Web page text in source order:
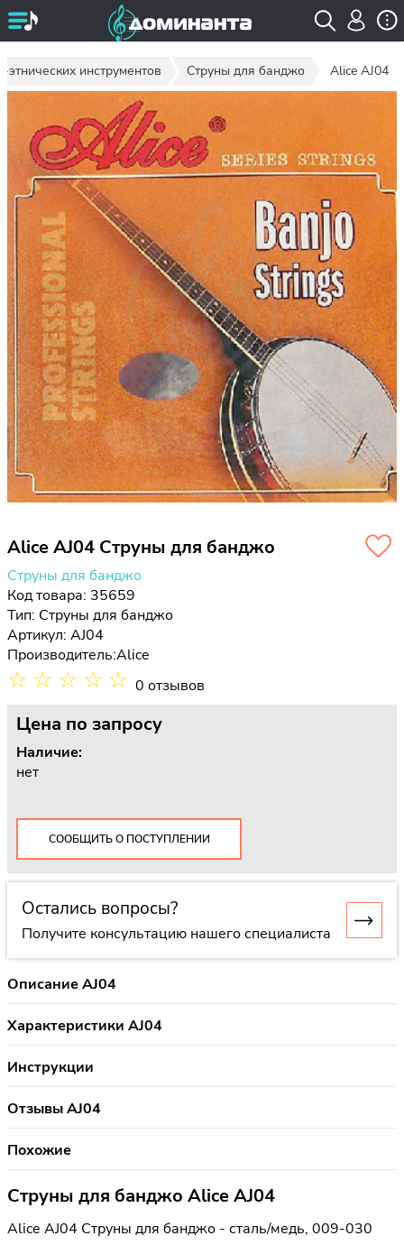
инструментов Струны для банджо Alice AJ04
Alice AJ04 Струны для банджо
Струны для банджо
Код товара: 35659
Тип: Струны для банджо
Артикул: AJ04
Производитель:Alice
☆ ☆ ☆ ☆ ☆ 0 отзывов
Цена по запросу
Наличие:
нет
СООБЩИТЬ О ПОСТУПЛЕНИИ
Остались вопросы?
Получите консультацию нашего специалиста
Описание AJ04
Характеристики AJ04
Инструкции
Отзывы AJ04
Похожие
Струны для банджо Alice AJ04
Alice AJ04 Струны для банджо - сталь/медь, 009-030